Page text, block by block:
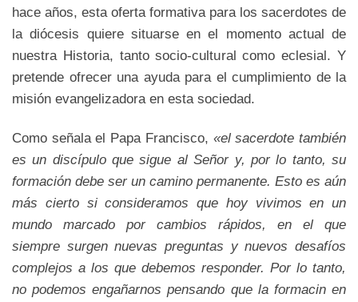
hace años, esta oferta formativa para los sacerdotes de
la diócesis quiere situarse en el momento actual de
nuestra Historia, tanto socio-cultural como eclesial. Y
pretende ofrecer una ayuda para el cumplimiento de la
misión evangelizadora en esta sociedad.
Como señala el Papa Francisco, «el sacerdote también
es un discípulo que sigue al Señor y, por lo tanto, su
formación debe ser un camino permanente. Esto es aún
más cierto si consideramos que hoy vivimos en un
mundo marcado por cambios rápidos, en el que
siempre surgen nuevas preguntas y nuevos desafíos
complejos a los que debemos responder. Por lo tanto,
no podemos engañarnos pensando que la formacin en